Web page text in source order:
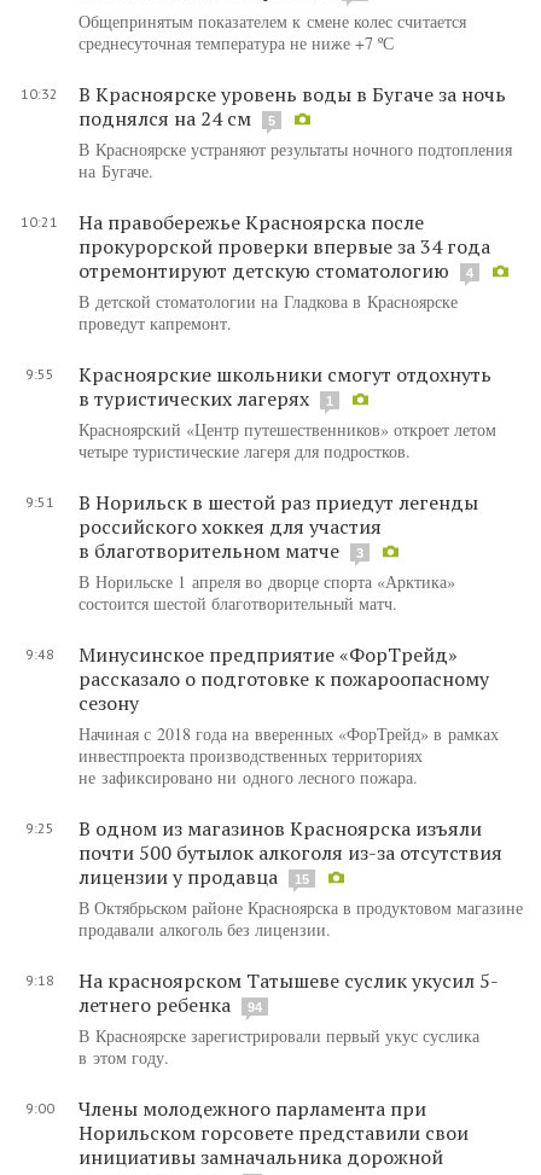
Общепринятым показателем к смене колес считается
среднесуточная температура не ниже +7 ºС
10:32
В Красноярске уровень воды в Бугаче за ночь
поднялся на 24 см
5
В Красноярске устраняют результаты ночного подтопления
на Бугаче.
10:21
На правобережье Красноярска после
прокурорской проверки впервые за 34 года
отремонтируют детскую стоматологию
4
В детской стоматологии на Гладкова в Красноярске
проведут капремонт.
9:55
Красноярские школьники смогут отдохнуть
в туристических лагерях
1
Красноярский «Цен​​тр путешественников» откроет летом
четыре туристические лагеря для подростков.
9:51
В Норильск в шестой раз приедут легенды
российского хоккея для участия
в благотворительном матче
3
В Норильске 1 апреля во дворце спорта «Арктика»
состоится шестой благотворительный матч.
9:48
Минусинское предприятие «ФорТрейд»
рассказало о подготовке к пожароопасному
сезону
Начиная с 2018 года на вверенных «ФорТрейд» в рамках
инвестпроекта производственных территориях
не зафиксировано ни одного лесного пожара.
9:25
В одном из магазинов Красноярска изъяли
почти 500 бутылок алкоголя из-за отсутствия
лицензии у продавца
15
В Октябрьском районе Красноярска в продуктовом магазине
продавали алкоголь без лицензии.
9:18
На красноярском Татышеве суслик укусил 5-
летнего ребенка
94
В Красноярске зарегистрировали первый укус суслика
в этом году.
9:00
Члены молодежного парламента при
Норильском горсовете представили свои
инициативы замначальника дорожной